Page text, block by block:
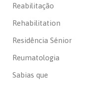
Reabilitação
Rehabilitation
Residência Sénior
Reumatologia
Sabias que